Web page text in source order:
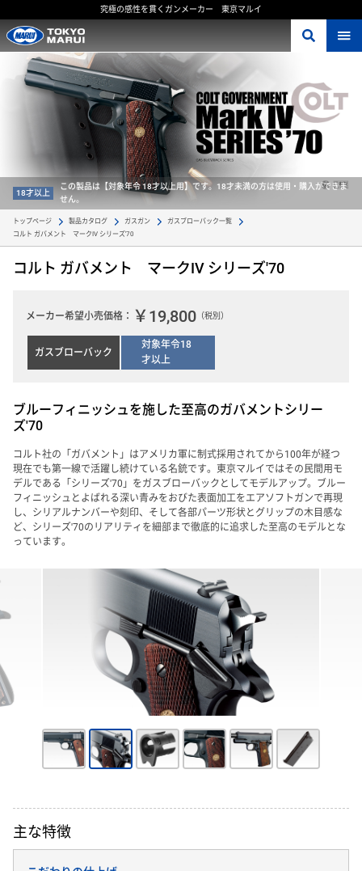
究極の感性を貫くガンメーカー 東京マルイ
18才以上
この製品は【対象年令 18才以上用】です。18才未満の方は使用・購入ができま
せん。
トップページ 製品カタログ ガスガン
ガスブローバック一覧
コルト ガバメント　マークIV シリーズ'70
コルト ガバメント マークIV シリーズ'70
メーカー希望小売価格： ￥19,800 （税別）
ガスブローバック
対象年令18
才以上
ブルーフィニッシュを施した至高のガバメントシリー
ズ'70
コルト社の「ガバメント」はアメリカ軍に制式採用されてから100年が経つ
現在でも第一線で活躍し続けている名銃です。東京マルイではその民間用モ
デルである「シリーズ'70」をガスブローバックとしてモデルアップ。ブルー
フィニッシュとよばれる深い青みをおびた表面加工をエアソフトガンで再現
し、シリアルナンバーや刻印、そして各部パーツ形状とグリップの木目感な
ど、シリーズ'70のリアリティを細部まで徹底的に追求した至高のモデルとな
っています。
主な特徴